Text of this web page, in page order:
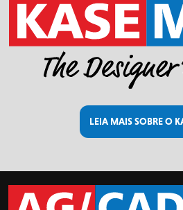
LEIA MAIS SOBRE O